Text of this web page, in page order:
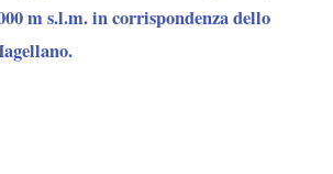
m s.l.m.in corrispondenza dello